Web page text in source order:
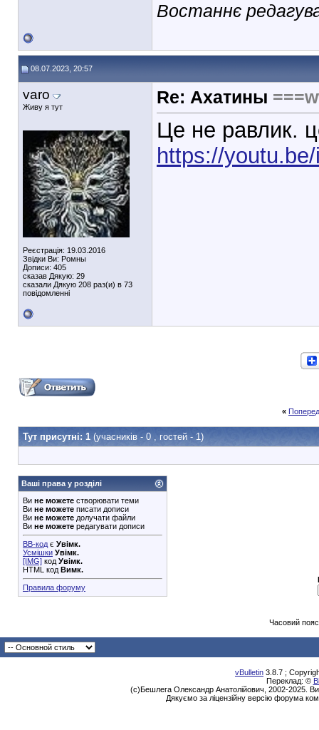
Востаннє
08.07.2023, 20:57
varo
Живу я тут
Реєстрація: 19.03.2016
Звідки Ви: Ромны
Дописи: 405
сказав Дякую: 29
сказали Дякую 208 раз(и) в 73
повідомленні
Re: Ахатины
Це не равлик.
https://
«
Тут присутні: 1 (учасників - 0 , гостей - 1)
Ваші права у розділі
Ви не можете створювати теми
Ви не можете писати дописи
Ви не можете долучати файли
Ви не можете редагувати дописи
BB-код є Увімк.
Усмішки Увімк.
[IMG] код Увімк.
HTML код Вимк.
Правила форуму
Часовий
vBulletin 3.8.7 ;
Переклад: ©
(с)Бешлега Олександр Анатолійович, 2002-2025.
Дякуємо за ліцензійну версію форума